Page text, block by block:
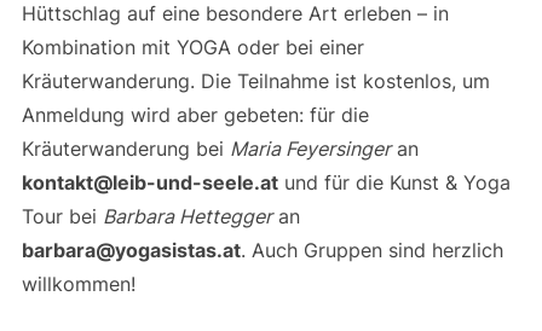
Hüttschlag auf eine besondere Art erleben – in
Kombination mit YOGA oder bei einer
Kräuterwanderung. Die Teilnahme ist kostenlos, um
Anmeldung wird aber gebeten: für die
Kräuterwanderung bei Maria Feyersingeran
kontakt@leib-und-seele.atund für die Kunst & Yoga
Tour bei Barbara Hetteggeran
barbara@yogasistas.at. Auch Gruppen sind herzlich
willkommen!